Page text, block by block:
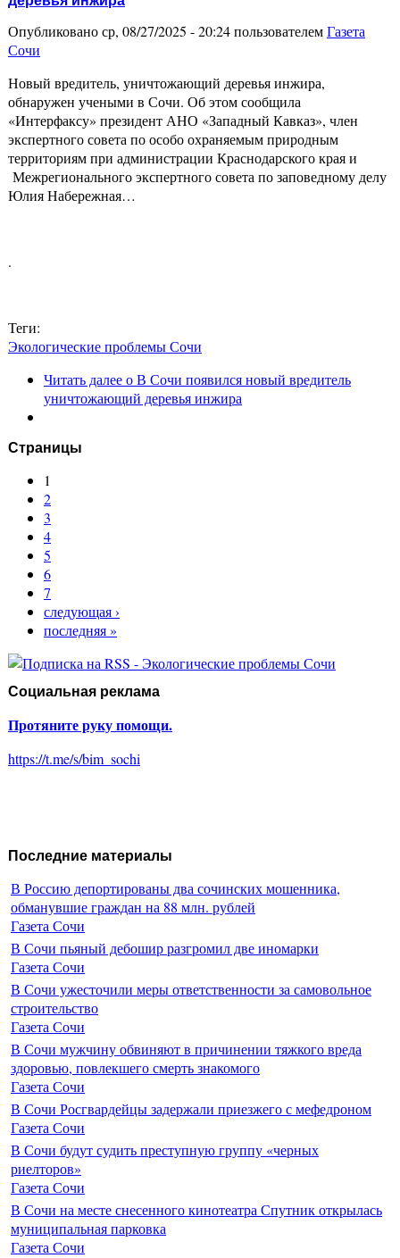
Опубликовано ср, 08/27/2025 - 20:24 пользователемГазета
Сочи
Новый вредитель, уничтожающий деревья инжира,
обнаружен учеными в Сочи. Об этом сообщила
«Интерфаксу» президент АНО «Западный Кавказ», член
экспертного совета по особо охраняемым природным
территориям при администрации Краснодарского края и
Межрегионального экспертного совета по заповедному делу
Юлия Набережная…
.
Теги:
Экологические проблемы Сочи
Читать далеео В Сочи появился новый вредитель
уничтожающий деревья инжира
Страницы
1
2
3
4
5
6
7
следующая ›
последняя »
Социальная реклама
Протяните руку помощи.
https://t.me/s/bim_sochi
Последние материалы
В Россию депортированы два сочинских мошенника,
обманувшие граждан на 88 млн. рублей
Газета Сочи
В Сочи пьяный дебошир разгромил две иномарки
Газета Сочи
В Сочи ужесточили меры ответственности за самовольное
строительство
Газета Сочи
В Сочи мужчину обвиняют в причинении тяжкого вреда
здоровью, повлекшего смерть знакомого
Газета Сочи
В Сочи Росгвардейцы задержали приезжего с мефедроном
Газета Сочи
В Сочи будут судить преступную группу «черных
риелторов»
Газета Сочи
В Сочи на месте снесенного кинотеатра Спутник открылась
муниципальная парковка
Газета Сочи